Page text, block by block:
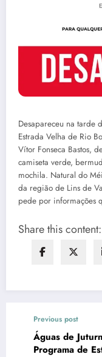
Desapareceu na tarde
Estrada Velha de Rio
Vítor Fonseca Bastos,
camiseta verde,
mochila. Natural do
da região de Lins de
pede por informações
Share this content:
Previous post
Águas de
Programa de